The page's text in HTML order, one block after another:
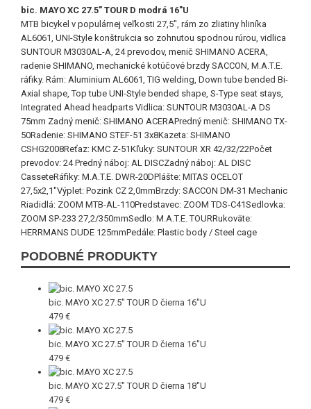
bic. MAYO XC 27.5" TOUR D modrá 16"U
MTB bicykel v populárnej veľkosti 27,5", rám zo zliatiny hliníka
AL6061, UNI-Style konštrukcia so zohnutou spodnou rúrou, vidlica
SUNTOUR M3030AL-A, 24 prevodov, menič SHIMANO ACERA,
radenie SHIMANO, mechanické kotúčové brzdy SACCON, M.A.T.E.
ráfiky. Rám: Aluminium AL6061, TIG welding, Down tube bended Bi-
Axial shape, Top tube UNI-Style bended shape, S-Type seat stays,
Integrated Ahead headparts Vidlica: SUNTOUR M3030AL-A DS
75mm Zadný menič: SHIMANO ACERAPredný menič: SHIMANO TX-
50Radenie: SHIMANO STEF-51 3x8Kazeta: SHIMANO
CSHG2008Reťaz: KMC Z-51Kľuky: SUNTOUR XR 42/32/22Počet
prevodov: 24 Predný náboj: AL DISCZadný náboj: AL DISC
CasseteRáfiky: M.A.T.E. DWR-20DPlášte: MITAS OCELOT
27,5x2,1"Výplet: Pozink CZ 2,0mmBrzdy: SACCON DM-31 Mechanic
Riadidlá: ZOOM MTB-AL-110Predstavec: ZOOM TDS-C41Sedlovka:
ZOOM SP-233 27,2/350mmSedlo: M.A.T.E. TOURRukoväte:
HERRMANS DUDE 125mmPedále: Plastic body / Steel cage
PODOBNÉ PRODUKTY
bic. MAYO XC 27.5" TOUR D čierna 16"U
479 €
bic. MAYO XC 27.5" TOUR D čierna 16"U
479 €
bic. MAYO XC 27.5" TOUR D čierna 18"U
479 €